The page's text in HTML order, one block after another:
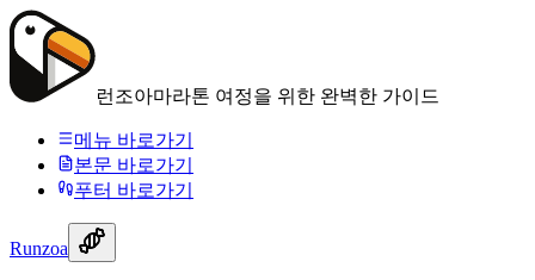
런조아마라톤 여정을 위한 완벽한 가이드
메뉴 바로가기
본문 바로가기
푸터 바로가기
Runzoa